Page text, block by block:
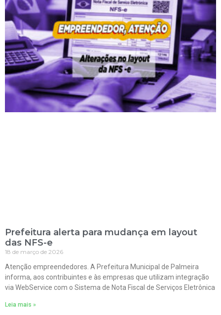
Prefeitura alerta para mudança em layout
das NFS-e
18 de março de 2026
Atenção empreendedores. A Prefeitura Municipal de Palmeira
informa, aos contribuintes e às empresas que utilizam integração
via WebService com o Sistema de Nota Fiscal de Serviços Eletrônica
Leia mais »